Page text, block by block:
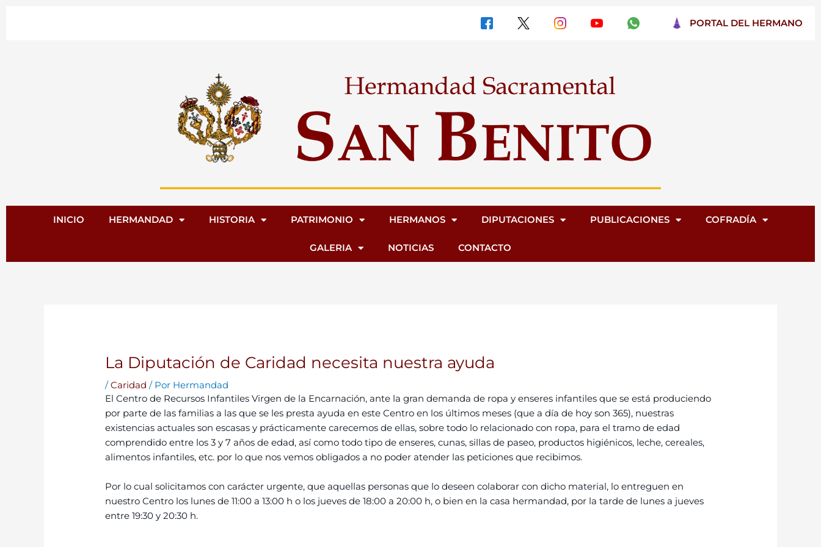
PORTAL DEL HERMANO
INICIO HERMANDAD HISTORIA PATRIMONIO HERMANOS DIPUTACIONES PUBLICACIONES COFRADÍA
GALERIA NOTICIAS CONTACTO
La Diputación de Caridad necesita nuestra ayuda
/Caridad / Por Hermandad
El Centro de Recursos Infantiles Virgen de la Encarnación, ante la gran demanda de ropa y enseres infantiles que se está produciendo
por parte de las familias a las que se les presta ayuda en este Centro en los últimos meses (que a día de hoy son 365), nuestras
existencias actuales son escasas y prácticamente carecemos de ellas, sobre todo lo relacionado con ropa, para el tramo de edad
comprendido entre los 3 y 7 años de edad, así como todo tipo de enseres, cunas, sillas de paseo, productos higiénicos, leche, cereales,
alimentos infantiles, etc. por lo que nos vemos obligados a no poder atender las peticiones que recibimos.
Por lo cual solicitamos con carácter urgente, que aquellas personas que lo deseen colaborar con dicho material, lo entreguen en
nuestro Centro los lunes de 11:00 a 13:00 h o los jueves de 18:00 a 20:00 h, o bien en la casa hermandad, por la tarde de lunes a jueves
entre 19:30 y 20:30 h.